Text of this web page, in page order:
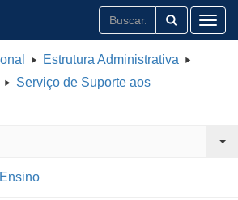
Estrutura Administrativa
Serviço de Suporte aos